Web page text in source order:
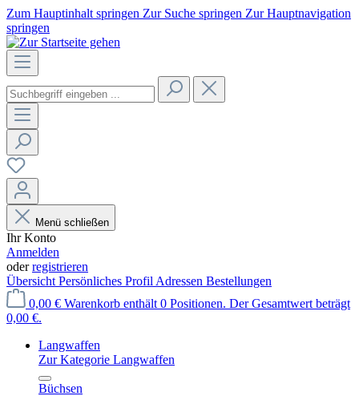
Zum Hauptinhalt springen Zur Suche springen Zur Hauptnavigation
springen
Menü schließen
Ihr Konto
Anmelden
oderregistrieren
Übersicht Persönliches Profil Adressen Bestellungen
0,00 € Warenkorb enthält 0 Positionen. Der Gesamtwert beträgt
0,00 €.
Langwaffen
Zur Kategorie Langwaffen
Büchsen